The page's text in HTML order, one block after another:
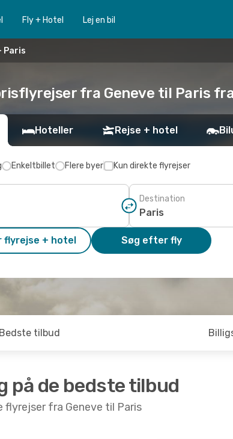
Fly + Hotel Lej en bil
Paris
fra Geneve til Paris
Hoteller Rejse + hotel
Enkeltbillet Flere byer Kun direkte flyrejser
Destination
flyrejse + hotel Søg efter fly
Bedste tilbud
på de bedste tilbud
flyrejser fra Geneve til Paris